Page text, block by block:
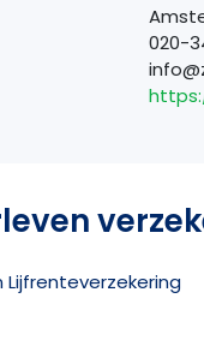
020-
Lijfrenteverzekering